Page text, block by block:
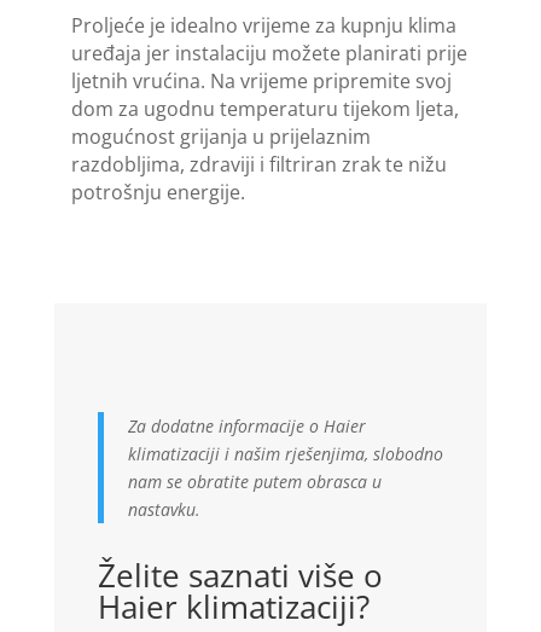
Proljeće je idealno vrijeme za kupnju klima
uređaja jer instalaciju možete planirati prije
ljetnih vrućina. Na vrijeme pripremite svoj
dom za ugodnu temperaturu tijekom ljeta,
mogućnost grijanja u prijelaznim
razdobljima, zdraviji i filtriran zrak te nižu
potrošnju energije.
Za dodatne informacije o Haier
klimatizaciji i našim rješenjima, slobodno
nam se obratite putem obrasca u
nastavku.
Želite saznati više o
Haier klimatizaciji?